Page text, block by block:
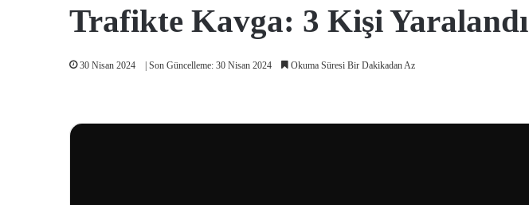
Trafikte Kavga: 3 Kişi Yaralandı
30 Nisan 2024 | Son Güncelleme: 30 Nisan 2024 Okuma Süresi Bir Dakikadan Az